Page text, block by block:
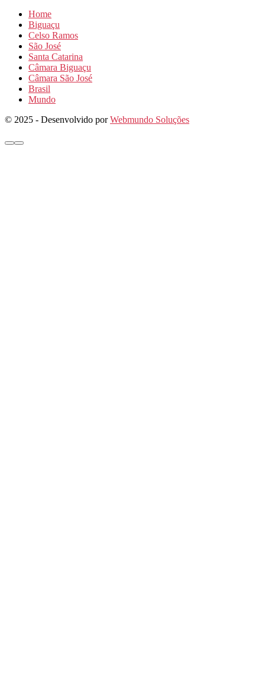
Home
Biguaçu
Celso Ramos
São José
Santa Catarina
Câmara Biguaçu
Câmara São José
Brasil
Mundo
© 2025 - Desenvolvido porWebmundo Soluções